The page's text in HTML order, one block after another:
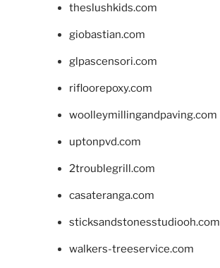
theslushkids.com
giobastian.com
glpascensori.com
rifloorepoxy.com
woolleymillingandpaving.com
uptonpvd.com
2troublegrill.com
casateranga.com
sticksandstonesstudiooh.com
walkers-treeservice.com